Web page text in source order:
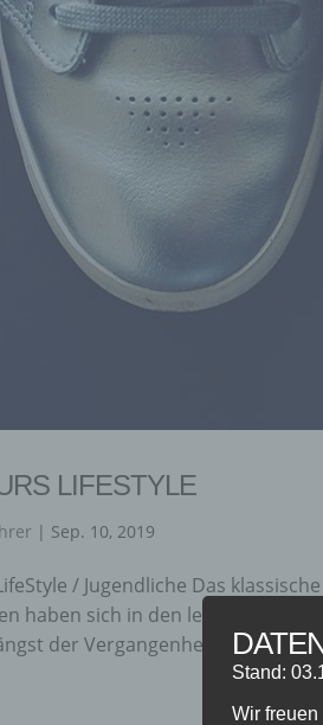
LIFESTYLE
| Sep. 10, 2019
/ Jugendliche Das
haben sich in den letzten Jahren
der Vergangenheit an. Im
Stand:
Wir